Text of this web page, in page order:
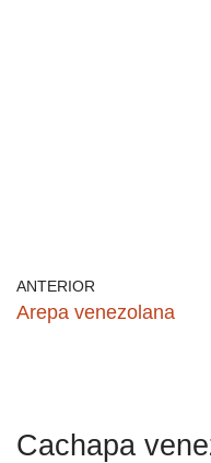
ANTERIOR
Arepa venezolana
Cachapa